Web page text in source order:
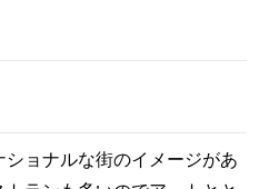
ョナルな街のイメージがあ